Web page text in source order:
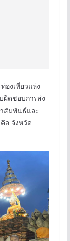
องเที่ยวแห่ง
ผิดชอบการส่ง
าสัมพันธ์และ
อ จังหวัด